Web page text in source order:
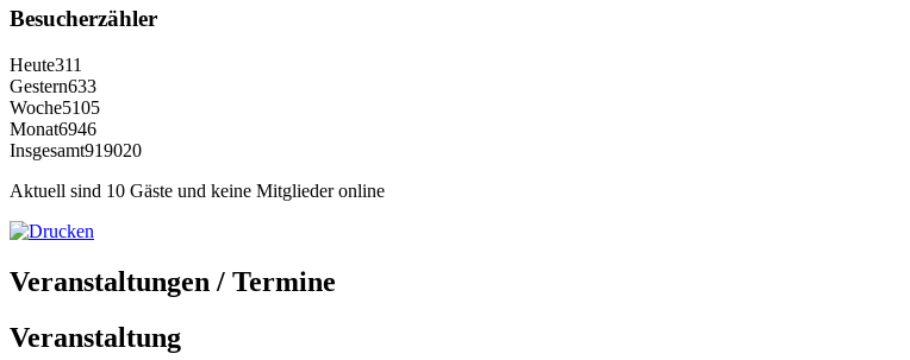
Besucherzähler
Heute311
Gestern633
Woche5105
Monat6946
Insgesamt919020
Aktuell sind 10 Gäste und keine Mitglieder online
Veranstaltungen / Termine
Veranstaltung